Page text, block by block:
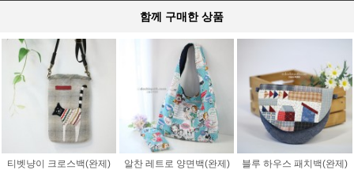
함께 구매한 상품
티벳냥이 크로스백(완제)
알찬 레트로 양면백(완제)
블루 하우스 패치백(완제)